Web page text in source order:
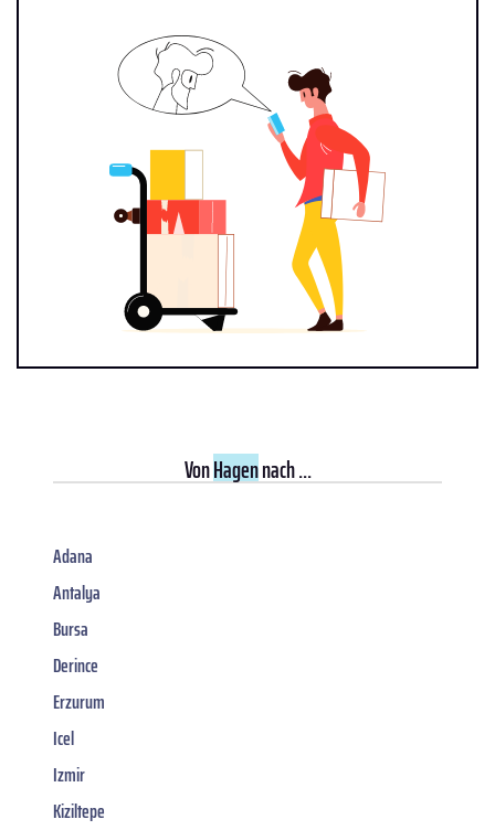
VonHagennach ...
Adana
Antalya
Bursa
Derince
Erzurum
Icel
Izmir
Kiziltepe